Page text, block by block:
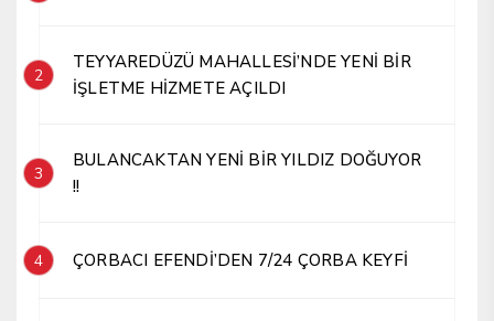
2
TEYYAREDÜZÜ MAHALLESİ’NDE YENİ BİR
İŞLETME HİZMETE AÇILDI
3
BULANCAKTAN YENİ BİR YILDIZ DOĞUYOR
!!
4 ÇORBACI EFENDİ’DEN 7/24 ÇORBA KEYFİ